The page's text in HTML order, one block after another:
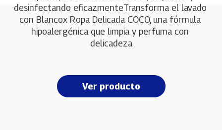
desinfectando eficazmenteTransforma el lavado
con Blancox Ropa Delicada COCO, una fórmula
hipoalergénica que limpia y perfuma con
delicadeza
Ver producto